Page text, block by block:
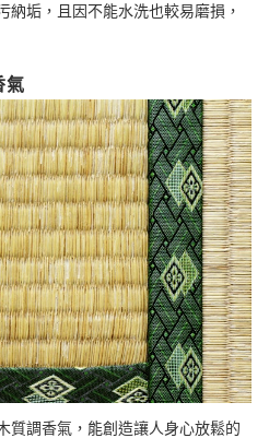
納垢，且因不能水洗也較易磨損，
氣
質調香氣，能創造讓人身心放鬆的